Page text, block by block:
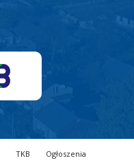
TKB Ogłoszenia